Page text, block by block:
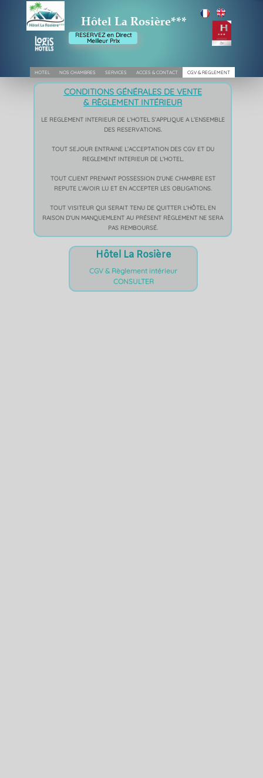
HOTEL NOS CHAMBRES SERVICES ACCES & CONTACT CGV & REGLEMENT
Hôtel La Rosière***
CONDITIONS GÉNÉRALES DE VENTE
& RÈGLEMENT INTÉRIEUR
LE REGLEMENT INTERIEUR DE L’HOTEL S’APPLIQUE A L’ENSEMBLE
DES RESERVATIONS.
TOUT SEJOUR ENTRAINE L’ACCEPTATION DES CGV ET DU
REGLEMENT INTERIEUR DE L’HOTEL.
TOUT CLIENT PRENANT POSSESSION D’UNE CHAMBRE EST
REPUTE L’AVOIR LU ET EN ACCEPTER LES OBLIGATIONS.
TOUT VISITEUR QUI SERAIT TENU DE QUITTER L’HÔTEL EN
RAISON D’UN MANQUEMLENT AU PRÉSENT RÈGLEMENT NE SERA
PAS REMBOURSÉ.
Hôtel La Rosière
CGV & Règlement intérieur
CONSULTER
RESERVEZ en Direct
Meilleur Prix